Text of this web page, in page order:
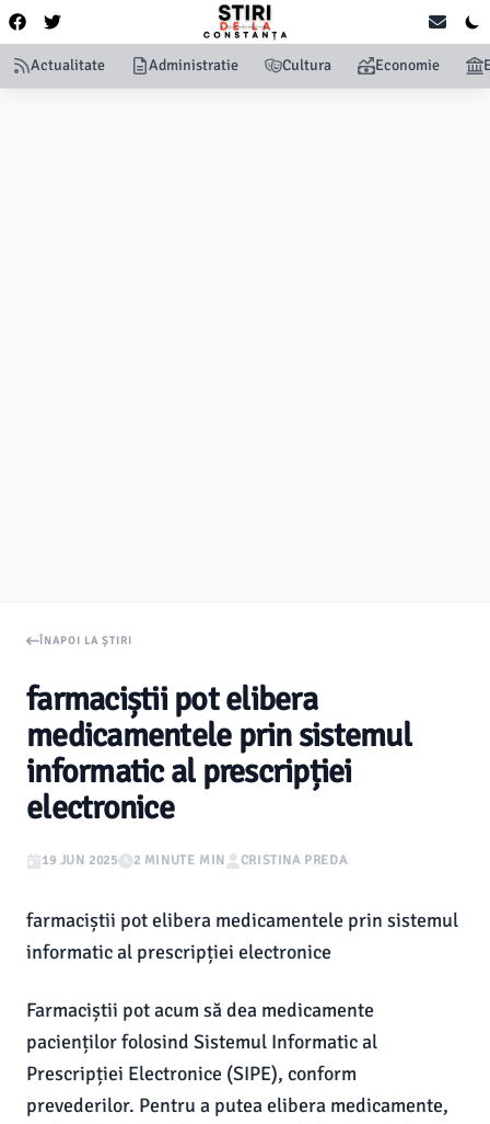
Actualitate Administratie Cultura Economie
ÎNAPOI LA ȘTIRI
farmaciștii pot elibera
medicamentele prin sistemul
informatic al prescripției
electronice
19 JUN 2025 2 MINUTE MIN CRISTINA PREDA
farmaciștii pot elibera medicamentele prin sistemul
informatic al prescripției electronice
Farmaciștii pot acum să dea medicamente
pacienților folosind Sistemul Informatic al
Prescripției Electronice (SIPE), conform
prevederilor. Pentru a putea elibera medicamente,